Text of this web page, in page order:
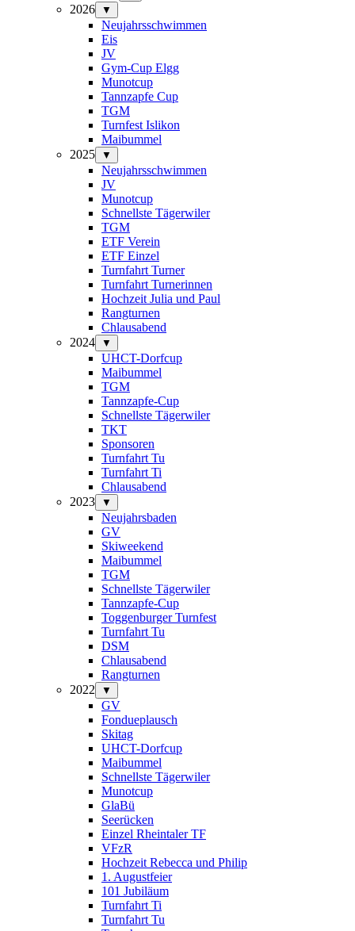
2026 ▼
Neujahrsschwimmen
Eis
JV
Gym-Cup Elgg
Munotcup
Tannzapfe Cup
TGM
Turnfest Islikon
Maibummel
2025
▼
Neujahrsschwimmen
JV
Munotcup
Schnellste Tägerwiler
TGM
ETF Verein
ETF Einzel
Turnfahrt Turner
Turnfahrt Turnerinnen
Hochzeit Julia und Paul
Rangturnen
Chlausabend
2024
▼
UHCT-Dorfcup
Maibummel
TGM
Tannzapfe-Cup
Schnellste Tägerwiler
TKT
Sponsoren
Turnfahrt Tu
Turnfahrt Ti
Chlausabend
2023
▼
Neujahrsbaden
GV
Skiweekend
Maibummel
TGM
Schnellste Tägerwiler
Tannzapfe-Cup
Toggenburger Turnfest
Turnfahrt Tu
DSM
Chlausabend
Rangturnen
2022
▼
GV
Fondueplausch
Skitag
UHCT-Dorfcup
Maibummel
Schnellste Tägerwiler
Munotcup
GlaBü
Seerücken
Einzel Rheintaler TF
VFzR
Hochzeit Rebecca und Philip
1. Augustfeier
101 Jubiläum
Turnfahrt Ti
Turnfahrt Tu